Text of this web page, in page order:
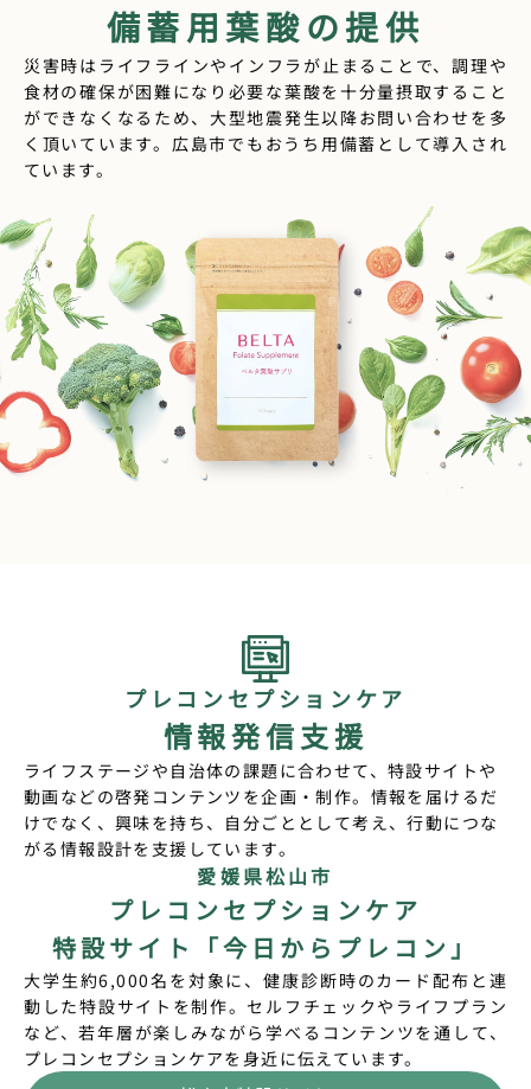
備蓄用葉酸の提供
災害時はライフラインやインフラが止まることで、調理や
食材の確保が困難になり必要な葉酸を十分量摂取すること
ができなくなるため、大型地震発生以降お問い合わせを多
く頂いています。広島市でもおうち用備蓄として導入され
ています。
プレコンセプションケア
情報発信支援
ライフステージや自治体の課題に合わせて、特設サイトや
動画などの啓発コンテンツを企画・制作。 情報を届けるだ
けでなく、興味を持ち、自分ごととして考え、行動につな
がる情報設計を支援しています。
愛媛県松山市
プレコンセプションケア
特設サイト「今日からプレコン」
大学生約6,000名を対象に、健康診断時のカード配布と連
動した特設サイトを制作。セルフチェックやライフプラン
など、若年層が楽しみながら学べるコンテンツを通して、
プレコンセプションケアを身近に伝えています。